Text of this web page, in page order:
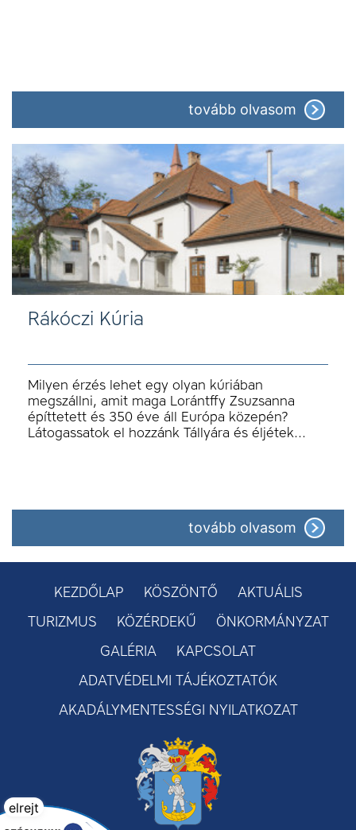
tovább olvasom
Rákóczi Kúria
Milyen érzés lehet egy olyan kúriában
megszállni, amit maga Lorántffy Zsuzsanna
építtetett és 350 éve áll Európa közepén?
Látogassatok el hozzánk Tállyára és éljétek…
tovább olvasom
KEZDŐLAP KÖSZÖNTŐ
AKTUÁLIS
TURIZMUS
KÖZÉRDEKŰ
ÖNKORMÁNYZAT
GALÉRIA
KAPCSOLAT
ADATVÉDELMI TÁJÉKOZTATÓK
AKADÁLYMENTESSÉGI NYILATKOZAT
elrejt